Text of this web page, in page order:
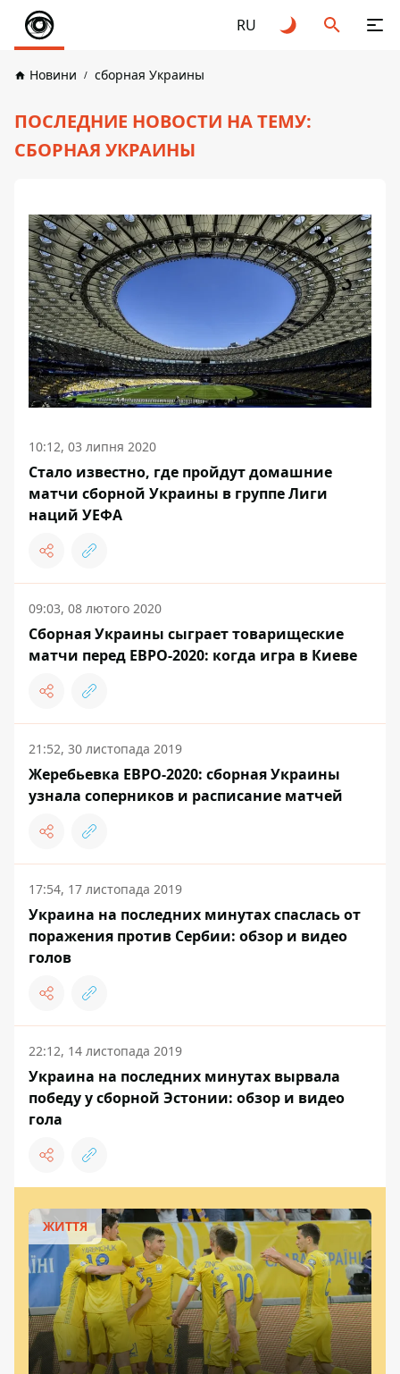
RU
Новини сборная Украины
ПОСЛЕДНИЕ НОВОСТИ НА ТЕМУ:
СБОРНАЯ УКРАИНЫ
10:12, 03 липня 2020
Стало известно, где пройдут домашние
матчи сборной Украины в группе Лиги
наций УЕФА
09:03, 08 лютого 2020
Сборная Украины сыграет товарищеские
матчи перед ЕВРО-2020: когда игра в Киеве
21:52, 30 листопада 2019
Жеребьевка ЕВРО-2020: сборная Украины
узнала соперников и расписание матчей
17:54, 17 листопада 2019
Украина на последних минутах спаслась от
поражения против Сербии: обзор и видео
голов
22:12, 14 листопада 2019
Украина на последних минутах вырвала
победу у сборной Эстонии: обзор и видео
гола
ЖИТТЯ